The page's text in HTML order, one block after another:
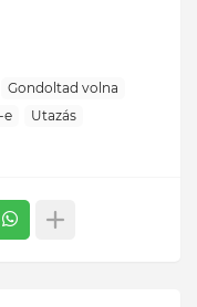
Gondoltad volna
e
Utazás